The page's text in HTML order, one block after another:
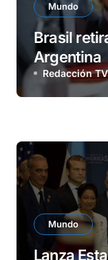
Mundo
Brasil
Argentina
Redacción
Mundo
Lanza